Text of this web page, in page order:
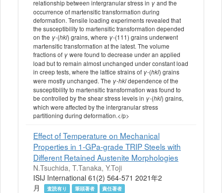
relationship between intergranular stress in γand the
occurrence of martensitic transformation during
deformation. Tensile loading experiments revealed that
the susceptibility to martensitic transformation depended
on the γ-(hkl) grains, where γ-(111) grains underwent
martensitic transformation at the latest. The volume
fractions of γwere found to decrease under an applied
load but to remain almost unchanged under constant load
in creep tests, where the lattice strains of γ-(hkl) grains
were mostly unchanged. The γ-hkldependence of the
susceptibility to martensitic transformation was found to
be controlled by the shear stress levels in γ-(hkl) grains,
which were affected by the intergranular stress
partitioning during deformation.</p>
Effect of Temperature on Mechanical
Properties in 1-GPa-grade TRIP Steels with
Different Retained Austenite Morphologies
N.Tsuchida, T.Tanaka, Y.Toji
ISIJ International 61(2) 564-571 2021年2
月
査読有り 筆頭著者 責任著者